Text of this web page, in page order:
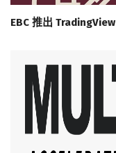
EBC 推出